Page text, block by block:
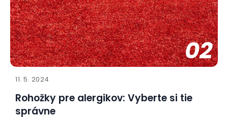
02
11. 5. 2024
Rohožky pre alergikov: Vyberte si tie
správne